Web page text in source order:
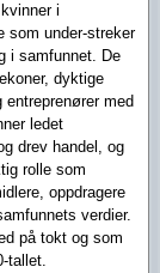
i
som under-streker
i samfunnet. De
dyktige
entreprenører med
ledet
drev handel, og
rolle som
oppdragere
verdier.
på tokt og som
tallet.